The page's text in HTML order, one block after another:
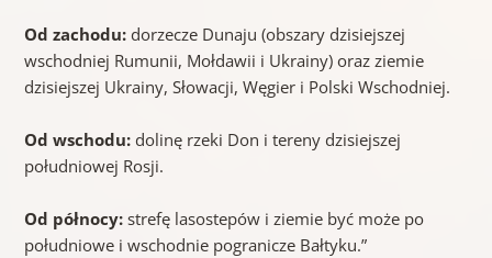
Od zachodu:dorzecze Dunaju (obszary dzisiejszej
wschodniej Rumunii, Mołdawii i Ukrainy) oraz ziemie
dzisiejszej Ukrainy, Słowacji, Węgier i Polski Wschodniej.
Od wschodu:dolinę rzeki Don i tereny dzisiejszej
południowej Rosji.
Od północy:strefę lasostepów i ziemie być może po
południowe i wschodnie pogranicze Bałtyku.”